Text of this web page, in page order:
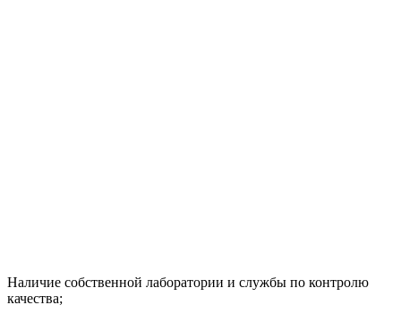
Наличие собственной лаборатории и службы по контролю
качества;